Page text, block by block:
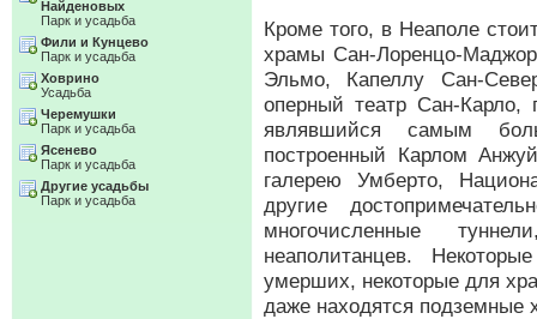
Кроме того, в Неаполе
храмы Сан-Лоренцо-
Эльмо, Капеллу Сан-
оперный театр Сан-Карло,
являвшийся самым
построенный Карлом
галерею Умберто,
другие
многочисленные
неаполитанцев.
умерших, некоторые для
даже находятся подземные
Найденовых
Парк и усадьба
Фили и Кунцево
Парк и усадьба
Ховрино
Усадьба
Черемушки
Парк и усадьба
Ясенево
Парк и усадьба
Другие усадьбы
Парк и усадьба